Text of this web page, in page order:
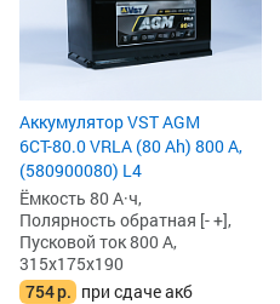
Аккумулятор VST AGM
6СТ-80.0 VRLA (80 Ah) 800 А,
(580900080) L4
Ёмкость 80 А·ч,
Полярность обратная [- +],
Пусковой ток 800 А,
315x175x190
754р. при сдаче акб